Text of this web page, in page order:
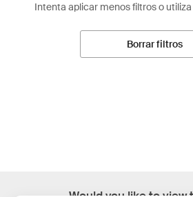
Intenta aplicar menos filtros o
Borrar filtros